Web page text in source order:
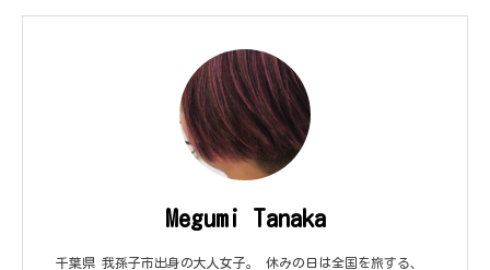
Megumi Tanaka
千葉県 我孫子市出身の大人女子。 休みの日は全国を旅する、